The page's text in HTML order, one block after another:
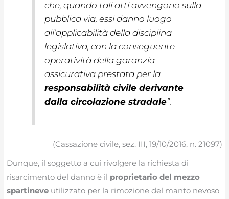
che, quando tali atti avvengono sulla
pubblica via, essi danno luogo
all’applicabilità della disciplina
legislativa, con la conseguente
operatività della garanzia
assicurativa prestata per la
responsabilità civile derivante
dalla circolazione stradale”.
(Cassazione civile, sez. III, 19/10/2016, n. 21097)
Dunque, il soggetto a cui rivolgere la richiesta di
risarcimento del danno è il proprietario del mezzo
spartineve utilizzato per la rimozione del manto nevoso